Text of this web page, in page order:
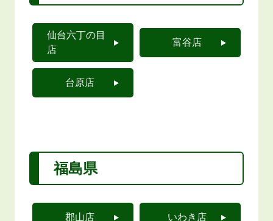
仙台六丁の目
店
富谷店
台原店
福島県
郡山店 いわき店